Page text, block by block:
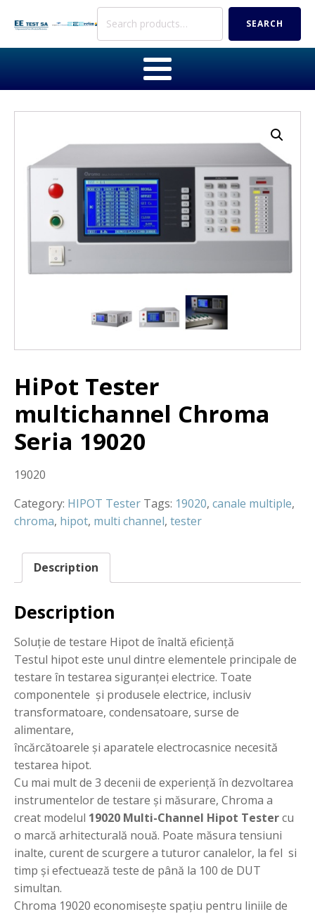
Search
SEARCH
HiPot Tester
multichannel Chroma
Seria 19020
19020
Category: HIPOT Tester Tags: 19020, canale multiple,
chroma, hipot, multi channel, tester
Description
Description
Soluție de testare Hipot de înaltă eficiență
Testul hipot este unul dintre elementele principale de
testare în testarea siguranței electrice. Toate
componentele și produsele electrice, inclusiv
transformatoare, condensatoare, surse de
alimentare,
încărcătoarele și aparatele electrocasnice necesită
testarea hipot.
Cu mai mult de 3 decenii de experiență în dezvoltarea
instrumentelor de testare și măsurare, Chroma a
creat modelul 19020 Multi-Channel Hipot Testercu
o marcă arhitecturală nouă. Poate măsura tensiuni
inalte, curent de scurgere a tuturor canalelor, la fel si
timp și efectuează teste de până la 100 de DUT
simultan.
Chroma 19020 economisește spațiu pentru liniile de